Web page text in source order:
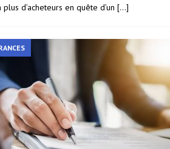
d’acheteurs en quête d’un […]